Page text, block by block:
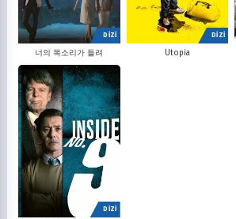
DİZİ
너의 목소리가 들려
DİZİ
Utopia
DİZİ